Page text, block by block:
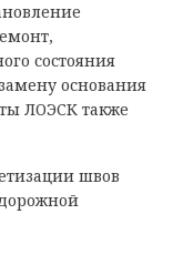
состояния
основания
ЛОЭСК также
швов